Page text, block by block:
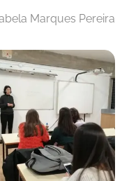
Marques Pereira